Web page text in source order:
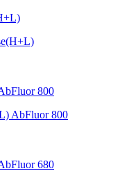
800
680